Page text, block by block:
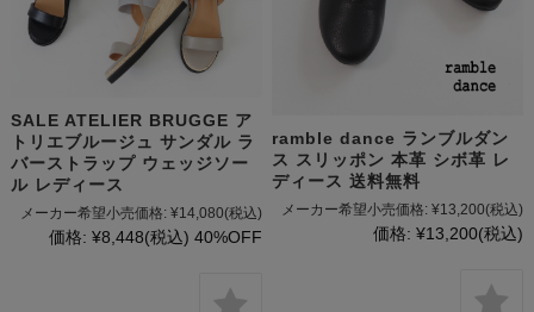
SALE ATELIER BRUGGE ア
トリエブルージュ サンダル ラ
バーストラップ ウェッジソー
ル レディース
メーカー希望小売価格: ¥14,080(税込)
価格: ¥8,448(税込) 40%OFF
ramble dance ランブルダン
ス スリッポン 本革 シボ革 レ
ディース 送料無料
メーカー希望小売価格: ¥13,200(税込)
価格: ¥13,200(税込)